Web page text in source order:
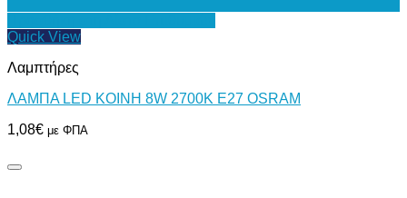
Quick View
Λαμπτήρες
ΛΑΜΠΑ LED ΚΟΙΝΗ 8W 2700Κ Ε27 OSRAM
1,08€ με ΦΠΑ